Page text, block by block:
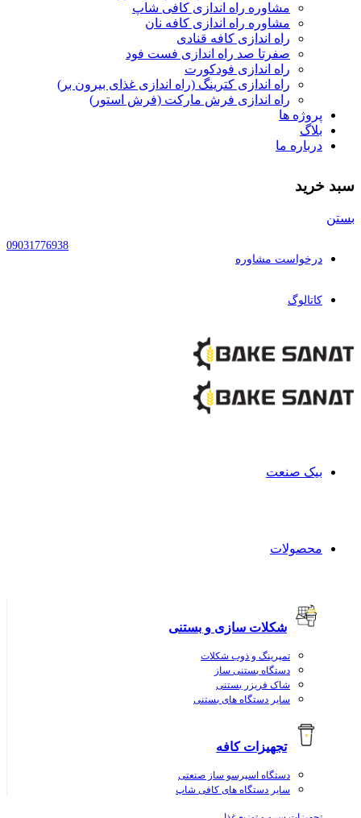
مشاوره راه اندازی کافی شاپ
مشاوره راه اندازی کافه نان
راه اندازی کافه قنادی
صفرتا صد راه اندازی فست فود
راه اندازی فودکورت
راه اندازی کترینگ (راه‌ اندازی غذای بیرون بر)
راه اندازی فرش مارکت (فرش استور)
پروژه ها
بلاگ
درباره ما
سبد خرید
بستن
09031776938
درخواست مشاوره
کاتالوگ
بیک صنعت
محصولات
شکلات سازی و بستنی
تمپرینگ و ذوب شکلات
دستگاه بستنی ساز
شاک فریزر بستنی
سایر دستگاه های بستنی
تجهیزات کافه
دستگاه اسپرسو ساز صنعتی
سایر دستگاه های کافی شاپ